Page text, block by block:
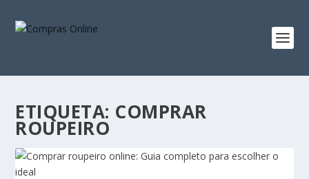
ETIQUETA: COMPRAR
ROUPEIRO